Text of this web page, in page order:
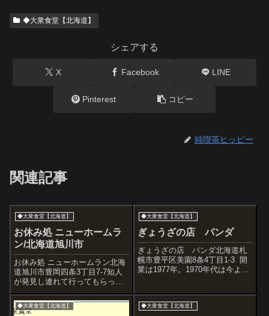
◆大衆食堂【北海道】
シェアする
X Facebook LINE
Pinterest コピー
純喫茶ヒッピー
関連記事
◆大衆食堂【北海道】
お休み処 ニューホームラ
ン/北海道旭川市
お休み処 ニューホームラン北海
道旭川市豊岡四条3丁目7-7知人
が発見し連れて行ってもらった
食堂。ここはいいですね。昭和
喫茶との共通点多数・・・。(こ
の写真もずっと前のもの)2017.3
◆大衆食堂【北海道】
ぎょうざの店 パンダ
ぎょうざの店 パンダ北海道札
幌市豊平区美園8条4丁目1-3 開
業は1977年。1970年代は今より
てます。 こんにちは！餃
子持ってるね。 ...
◆大衆食堂【北海道】 ◆大衆食堂【北海道】